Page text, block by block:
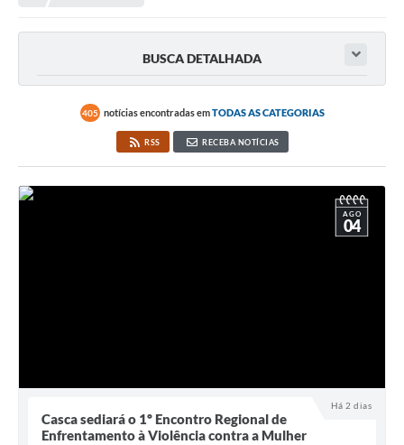
Imprensa
BUSCA DETALHADA
405 notícias encontradas emTODAS AS CATEGORIAS
RSS RECEBA NOTÍCIAS
Há 2 dias
AGO
04
Casca sediará o 1º Encontro Regional de
Enfrentamento à Violência contra a Mulher